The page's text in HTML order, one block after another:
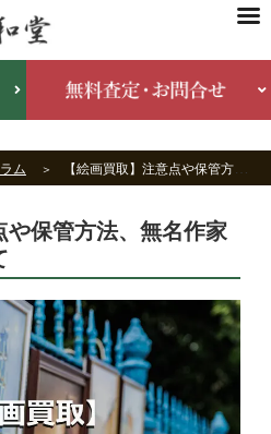
ム 【絵画買取】注意点や保管方法、無名作家の絵画買取について
や保管方法、無名作家